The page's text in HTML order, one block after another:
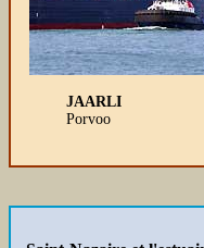
JAARLI
Porvoo